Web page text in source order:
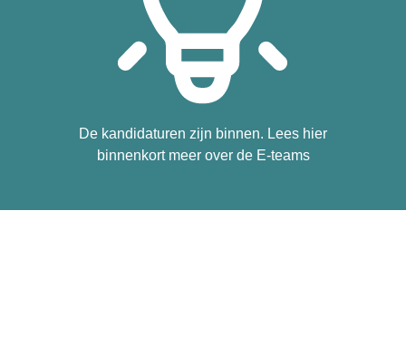
De kandidaturen zijn binnen. Lees hier
binnenkort meer over de E-teams